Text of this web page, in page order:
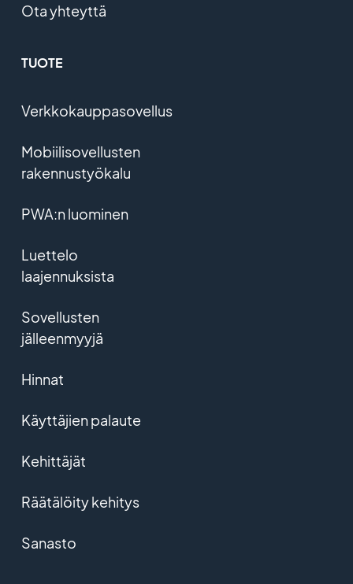
Ota yhteyttä
TUOTE
Verkkokauppasovellus
Mobiilisovellusten
rakennustyökalu
PWA:n luominen
Luettelo
laajennuksista
Sovellusten
jälleenmyyjä
Hinnat
Käyttäjien palaute
Kehittäjät
Räätälöity kehitys
Sanasto